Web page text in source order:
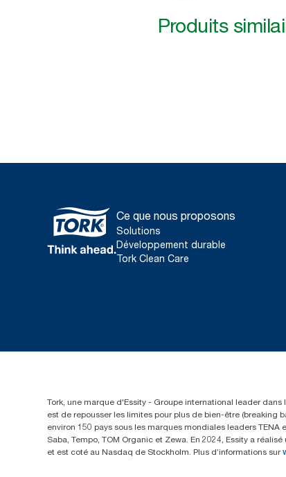
Produits
Ce que nous proposons
Solutions
Développement durable
Tork Clean Care
Tork, une marque d'Essity - Groupe international leader
est de repousser les limites pour plus de bien-être
environ 150 pays sous les marques mondiales leaders
Saba, Tempo, TOM Organic et Zewa. En 2024, Essity a
et est coté au Nasdaq de Stockholm. Plus d’informations sur